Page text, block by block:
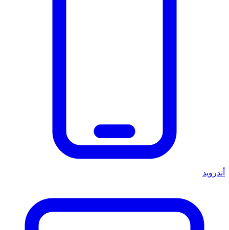
أندرويد